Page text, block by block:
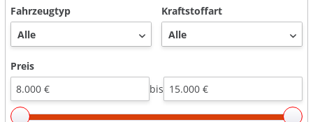
Fahrzeugtyp Kraftstoffart
Preis
bis